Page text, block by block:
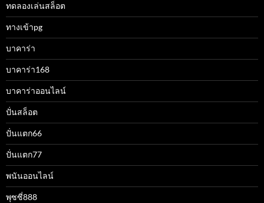
ทดลองเล่นสล็อต
ทางเข้าpg
บาคาร่า
บาคาร่า168
บาคาร่าออนไลน์
ปั่นสล็อต
ปั่นแตก66
ปั่นแตก77
พนันออนไลน์
พุซซี่888